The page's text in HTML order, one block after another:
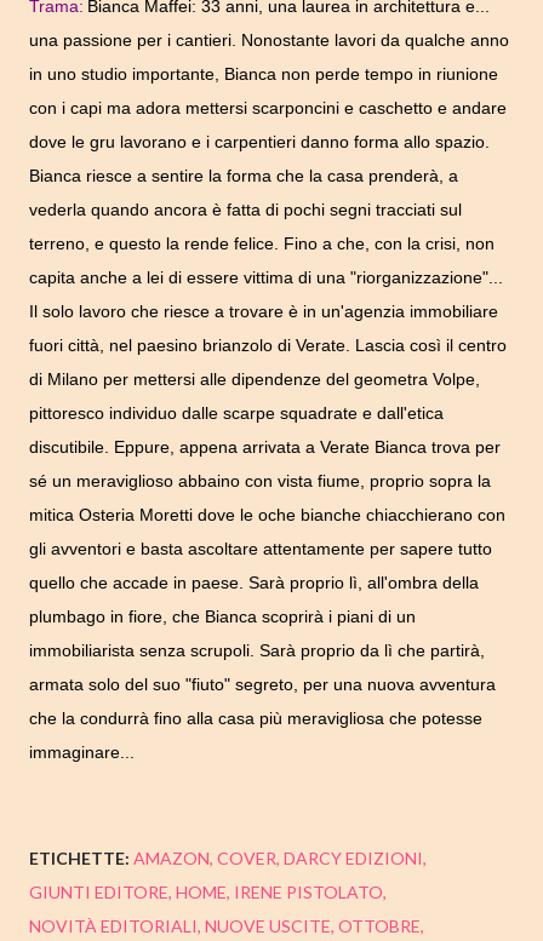
Trama: Bianca Maffei: 33 anni, una laurea in architettura e...
una passione per i cantieri. Nonostante lavori da qualche anno
in uno studio importante, Bianca non perde tempo in riunione
con i capi ma adora mettersi scarponcini e caschetto e andare
dove le gru lavorano e i carpentieri danno forma allo spazio.
Bianca riesce a sentire la forma che la casa prenderà, a
vederla quando ancora è fatta di pochi segni tracciati sul
terreno, e questo la rende felice. Fino a che, con la crisi, non
capita anche a lei di essere vittima di una "riorganizzazione"...
Il solo lavoro che riesce a trovare è in un'agenzia immobiliare
fuori città, nel paesino brianzolo di Verate. Lascia così il centro
di Milano per mettersi alle dipendenze del geometra Volpe,
pittoresco individuo dalle scarpe squadrate e dall'etica
discutibile. Eppure, appena arrivata a Verate Bianca trova per
sé un meraviglioso abbaino con vista fiume, proprio sopra la
mitica Osteria Moretti dove le oche bianche chiacchierano con
gli avventori e basta ascoltare attentamente per sapere tutto
quello che accade in paese. Sarà proprio lì, all'ombra della
plumbago in fiore, che Bianca scoprirà i piani di un
immobiliarista senza scrupoli. Sarà proprio da lì che partirà,
armata solo del suo "fiuto" segreto, per una nuova avventura
che la condurrà fino alla casa più meravigliosa che potesse
immaginare...
ETICHETTE: AMAZON COVER DARCY EDIZIONI
GIUNTI EDITORE HOME IRENE PISTOLATO
NOVITÀ EDITORIALI NUOVE USCITE OTTOBRE